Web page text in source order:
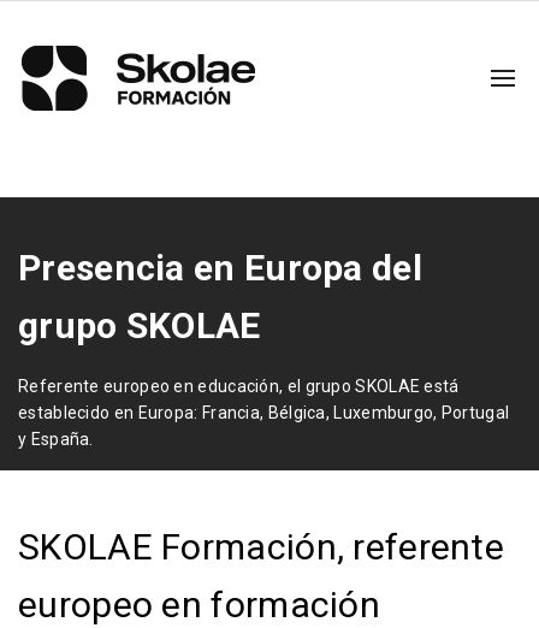
Presencia en Europa del
grupo SKOLAE
Referente europeo en educación, el grupo SKOLAE está
establecido en Europa: Francia, Bélgica, Luxemburgo, Portugal
y España.
SKOLAE Formación, referente
europeo en formación